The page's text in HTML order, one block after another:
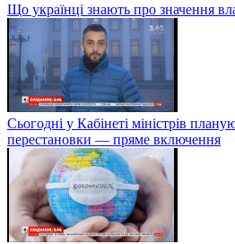
Що українці знають про значення
Сьогодні у Кабінеті міністрів
перестановки — пряме включення